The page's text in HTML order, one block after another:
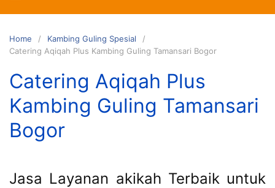
Home
Kambing Guling Spesial
Catering Aqiqah Plus Kambing Guling Tamansari Bogor
Catering Aqiqah Plus
Kambing Guling Tamansari
Bogor
Jasa Layanan akikah Terbaik untuk